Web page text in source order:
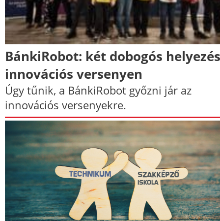
BánkiRobot: két dobogós
innovációs versenyen
Úgy tűnik, a BánkiRobot győzni jár az
innovációs versenyekre.